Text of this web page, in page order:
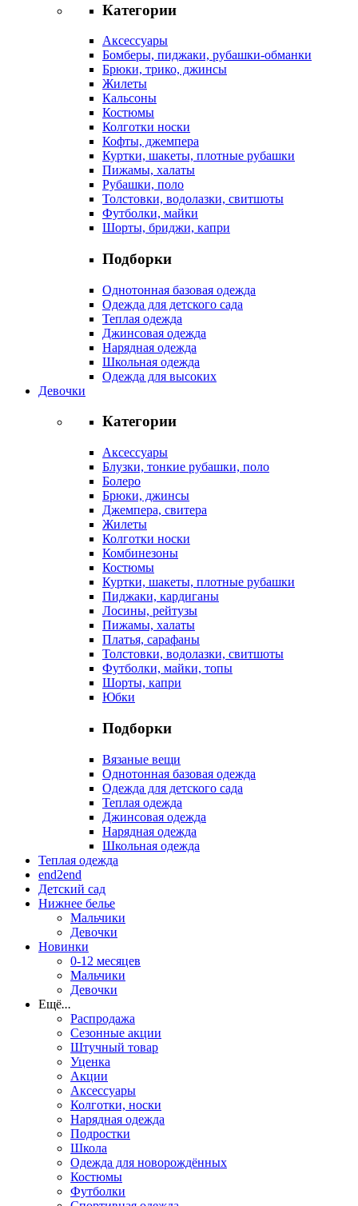
Категории
Аксессуары
Бомберы, пиджаки, рубашки-обманки
Брюки, трико, джинсы
Жилеты
Кальсоны
Костюмы
Колготки носки
Кофты, джемпера
Куртки, шакеты, плотные рубашки
Пижамы, халаты
Рубашки, поло
Толстовки, водолазки, свитшоты
Футболки, майки
Шорты, бриджи, капри
Подборки
Однотонная базовая одежда
Одежда для детского сада
Теплая одежда
Джинсовая одежда
Нарядная одежда
Школьная одежда
Одежда для высоких
Девочки
Категории
Аксессуары
Блузки, тонкие рубашки, поло
Болеро
Брюки, джинсы
Джемпера, свитера
Жилеты
Колготки носки
Комбинезоны
Костюмы
Куртки, шакеты, плотные рубашки
Пиджаки, кардиганы
Лосины, рейтузы
Пижамы, халаты
Платья, сарафаны
Толстовки, водолазки, свитшоты
Футболки, майки, топы
Шорты, капри
Юбки
Подборки
Вязаные вещи
Однотонная базовая одежда
Одежда для детского сада
Теплая одежда
Джинсовая одежда
Нарядная одежда
Школьная одежда
Теплая одежда
end2end
Детский сад
Нижнее белье
Мальчики
Девочки
Новинки
0-12 месяцев
Мальчики
Девочки
Ещё...
Распродажа
Сезонные акции
Штучный товар
Уценка
Акции
Аксессуары
Колготки, носки
Нарядная одежда
Подростки
Школа
Одежда для новорождённых
Костюмы
Футболки